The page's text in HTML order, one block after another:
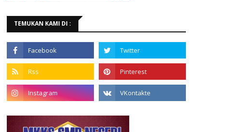
TEMUKAN KAMI DI :